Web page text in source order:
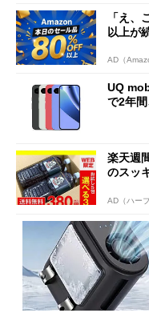
「え
以上が
AD（
UQ
で2年間
楽天週
のスッ
AD（ハー